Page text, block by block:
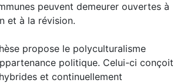
peuvent demeurer ouvertes à
et à la révision.
propose le polyculturalisme
politique. Celui-ci conçoit
et continuellement